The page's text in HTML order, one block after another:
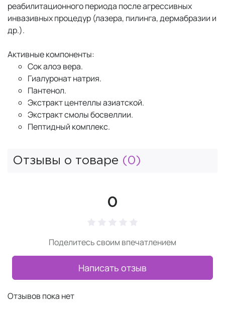
реабилитационного периода после агрессивных
инвазивных процедур (лазера, пилинга, дермабразии и
др.).
Активные компоненты:
Сок алоэ вера.
Гиалуронат натрия.
Пантенол.
Экстракт центеллы азиатской.
Экстракт смолы босвеллии.
Пептидный комплекс.
Отзывы о товаре (0)
0
Поделитесь своим впечатлением
Написать отзыв
Отзывов пока нет